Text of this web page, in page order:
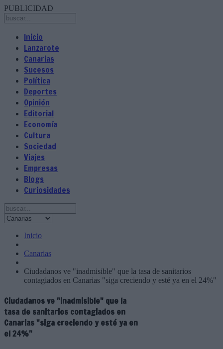
PUBLICIDAD
Inicio
Lanzarote
Canarias
Sucesos
Política
Deportes
Opinión
Editorial
Economía
Cultura
Sociedad
Viajes
Empresas
Blogs
Curiosidades
Inicio
Canarias
Ciudadanos ve "inadmisible" que la tasa de sanitarios
contagiados en Canarias "siga creciendo y esté ya en el 24%"
Ciudadanos ve "inadmisible" que la
tasa de sanitarios contagiados en
Canarias "siga creciendo y esté ya en
el 24%"